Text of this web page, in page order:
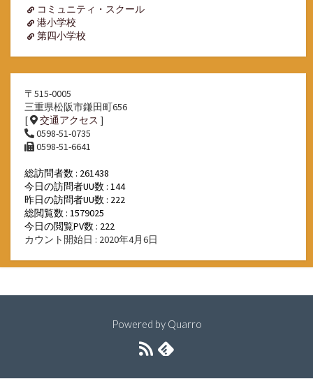
コミュニティ・スクール
港小学校
第四小学校
〒515-0005
三重県松阪市鎌田町656
[
交通アクセス ]
0598-51-0735
0598-51-6641
総訪問者数 : 261438
今日の訪問者UU数 : 144
昨日の訪問者UU数 : 222
総閲覧数 : 1579025
今日の閲覧PV数 : 222
カウント開始日 : 2020年4月6日
Powered by Quarro
RSS
ィ
Feedly